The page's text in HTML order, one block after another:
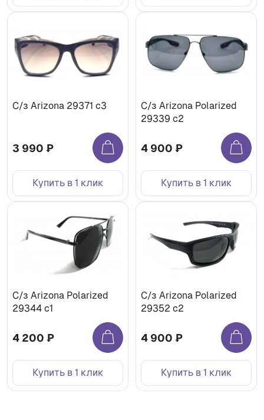
С/з Arizona 29371 c3
3 990 ₽
Купить в 1 клик
С/з Arizona Polarized
29339 c2
4 900 ₽
Купить в 1 клик
С/з Arizona Polarized
29344 c1
4 200 ₽
Купить в 1 клик
С/з Arizona Polarized
29352 c2
4 900 ₽
Купить в 1 клик